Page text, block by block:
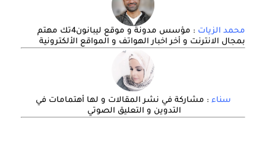
محمد الزيات
: مؤسس مدونة و موقع ليبانون4تك مهتم
بمجال الانترنت و أخر اخبار الهواتف و المواقع الألكترونية
سناء : مشاركة في نشر المقالات و لها أهتمامات في
التدوين و التعليق الصوتي